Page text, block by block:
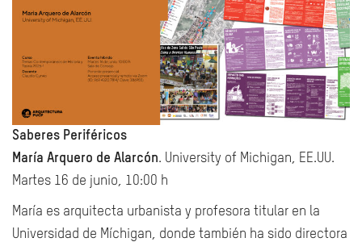
Saberes Periféricos
María Arquero de Alarcón. University of Michigan, EE.UU.
Martes 16 de junio, 10:00 h
María es arquitecta urbanista y profesora titular en la
Universidad de Míchigan, donde también ha sido directora